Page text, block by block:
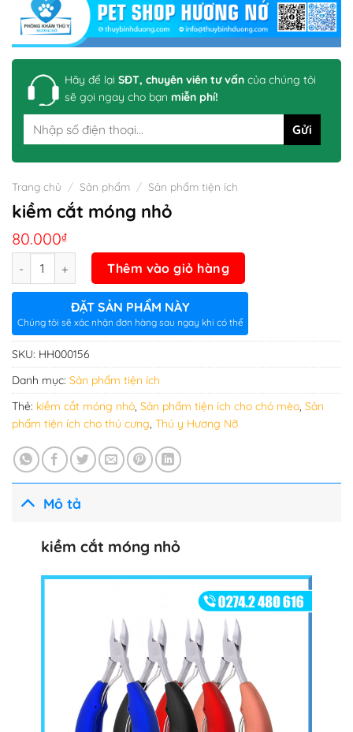
Hãy để lại SĐT, chuyên viên tư vấn của chúng tôi
sẽ gọi ngay cho bạn miễn phí!
Trang chủ / Sản phẩm / Sản phẩm tiện ích
kiềm cắt móng nhỏ
80.000₫
Thêm vào giỏ hàng
ĐẶT SẢN PHẨM NÀY
Chúng tôi sẽ xác nhận đơn hàng sau ngay khi có thể
SKU: HH000156
Danh mục: Sản phẩm tiện ích
Thẻ: kiềm cắt móng nhỏ, Sản phẩm tiện ích cho chó mèo, Sản
phẩm tiện ích cho thú cưng, Thú y Hương Nỡ
Mô tả
kiềm cắt móng nhỏ